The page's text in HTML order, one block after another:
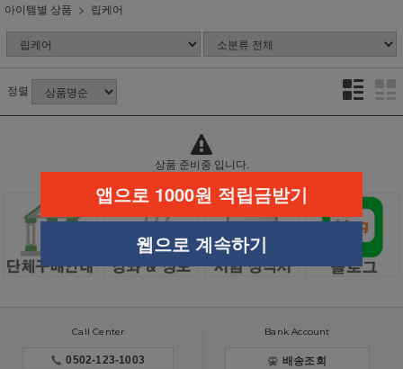
아이템별 상품 립케어
정렬
상품 준비중 입니다.
Call Center
0502-123-1003
Bank Account
배송조회
앱으로 1000원 적립금받기
웹으로 계속하기